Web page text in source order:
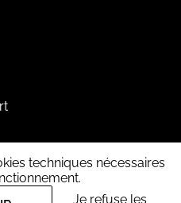
techniques nécessaires
Je refuse les